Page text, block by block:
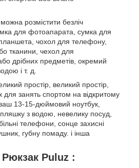
розмістити безліч
для фотоапарата, сумка для
чохол для телефону,
тканини, чехол для
дрібних предметів, окремий
і т. д.
простір, великий простір,
для занять спортом на відкритому
ваш 13-15-дюймовий ноутбук,
з водою, невелику посуд,
телефони, сонце захисні
губну помаду. і інша
Рюкзак Puluz :